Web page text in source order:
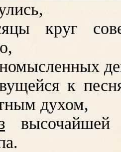
круг
к
духом,
высочайшей